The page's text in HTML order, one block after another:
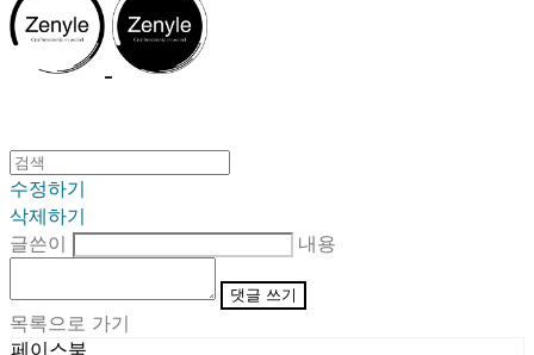
수정하기
삭제하기
글쓴이
내용
댓글 쓰기
목록으로 가기
페이스북